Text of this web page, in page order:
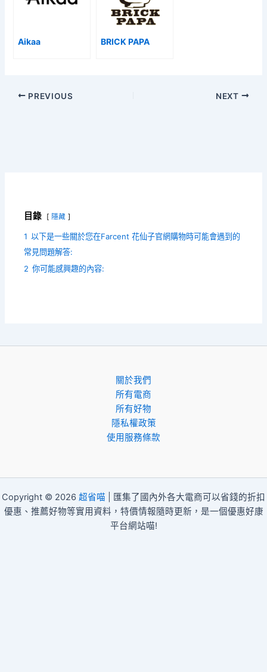
Aikaa BRICK PAPA
PREVIOUS NEXT
目錄 隱藏
1 以下是一些關於您在Farcent 花仙子官網購物時可能會遇到的
常見問題解答:
2 你可能感興趣的內容:
關於我們
所有電商
所有好物
隱私權政策
使用服務條款
Copyright © 2026 超省喵 | 匯集了國內外各大電商可以省錢的折扣
優惠、推薦好物等實用資料，特價情報隨時更新，是一個優惠好康
平台網站喵!